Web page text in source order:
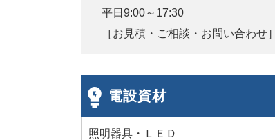
平日9:00～17:30
［お見積・ご相談・お問い合わせ］
電設資材
照明器具・ＬＥＤ